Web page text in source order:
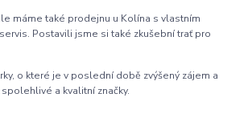
máme také prodejnu u Kolína s vlastním
Postavili jsme si také zkušební trať pro
o které je v poslední době zvýšený zájem a
a kvalitní značky.